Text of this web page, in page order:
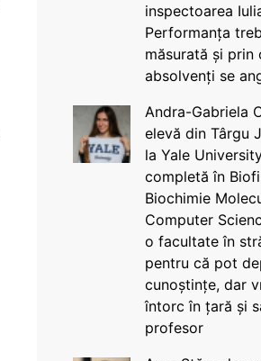
inspectoarea
Performanța
măsurată și prin
absolvenți se
Andra-Gabriela
elevă din Târgu
la Yale
completă în
Biochimie
Computer
o facultate în
pentru că pot
cunoștințe, dar
întorc în țară și
profesor